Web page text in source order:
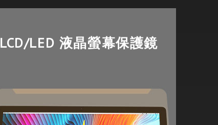
LCD/LED 液晶螢幕保護鏡